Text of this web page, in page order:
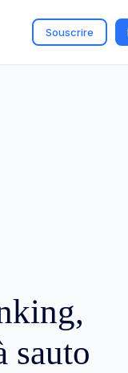
Souscrire
sauto